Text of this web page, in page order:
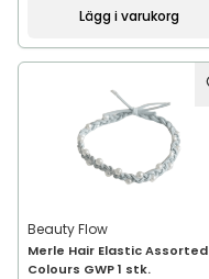
Lägg i varukorg
Beauty Flow
Merle Hair Elastic Assorted
Colours GWP 1 stk.